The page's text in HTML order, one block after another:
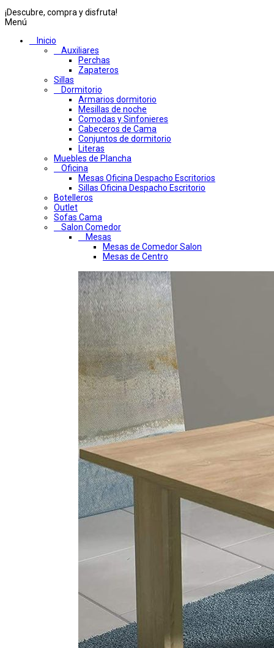
¡Descubre, compra y disfruta!
Menú
Inicio
Auxiliares
Perchas
Zapateros
Sillas
Dormitorio
Armarios dormitorio
Mesillas de noche
Comodas y Sinfonieres
Cabeceros de Cama
Conjuntos de dormitorio
Literas
Muebles de Plancha
Oficina
Mesas Oficina Despacho Escritorios
Sillas Oficina Despacho Escritorio
Botelleros
Outlet
Sofas Cama
Salon Comedor
Mesas
Mesas de Comedor Salon
Mesas de Centro